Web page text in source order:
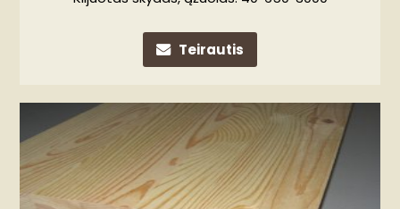
Teirautis